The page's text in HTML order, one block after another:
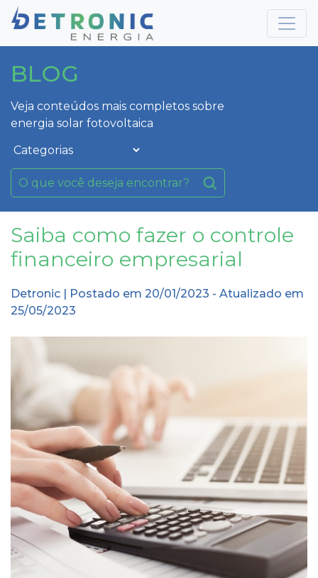
BLOG
Veja conteúdos mais completos sobre
energia solar fotovoltaica
Saiba como fazer o controle
financeiro empresarial
Detronic | Postado em 20/01/2023 - Atualizado em
25/05/2023